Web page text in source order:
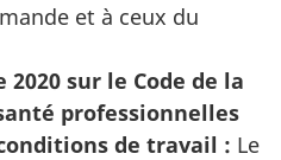
et à ceux du
sur le Code de la
professionnelles
de travail : Le